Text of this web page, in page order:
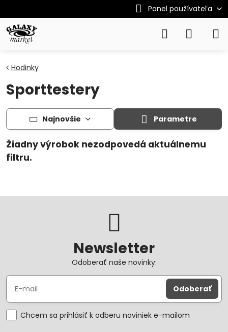
Panel používateľa
Hodinky
Sporttestery
Najnovšie Parametre
Newsletter
Odoberať naše novinky:
Odoberať
Chcem sa prihlásiť k odberu noviniek e-mailom